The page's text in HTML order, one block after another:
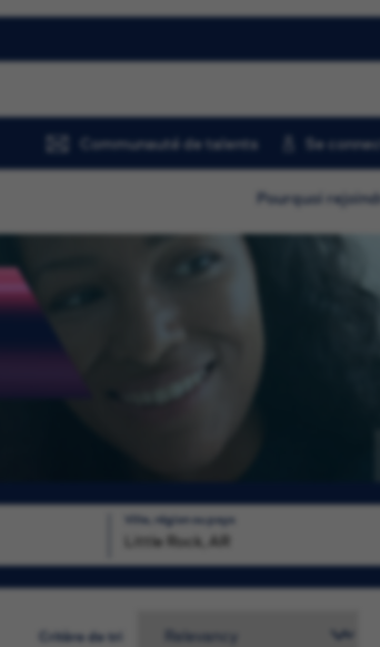
Communauté de talents Se
Pourquoi
Ville, région ou pays
Critère de tri